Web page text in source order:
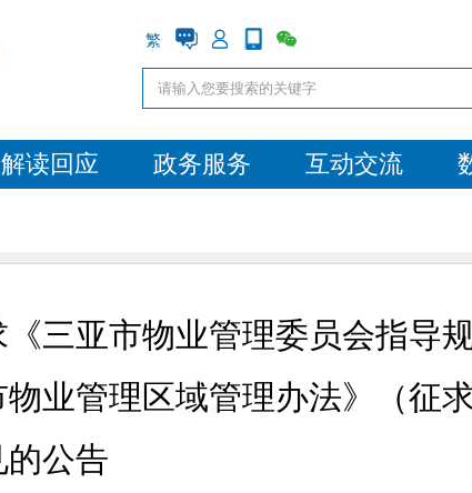
繁
解读回应 政务服务 互动交流
三亚市物业管理委员会指导
业管理区域管理办法》（征
的公告